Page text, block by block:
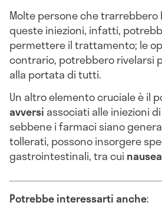
Molte persone che trarrebbero
queste iniezioni, infatti,
permettere il trattamento; le
contrario, potrebbero rivelarsi
alla portata di tutti.
Un altro elemento cruciale è il
avversi associati alle iniezioni
sebbene i farmaci siano
tollerati, possono insorgere
gastrointestinali, tra cui
Potrebbe interessarti anche: